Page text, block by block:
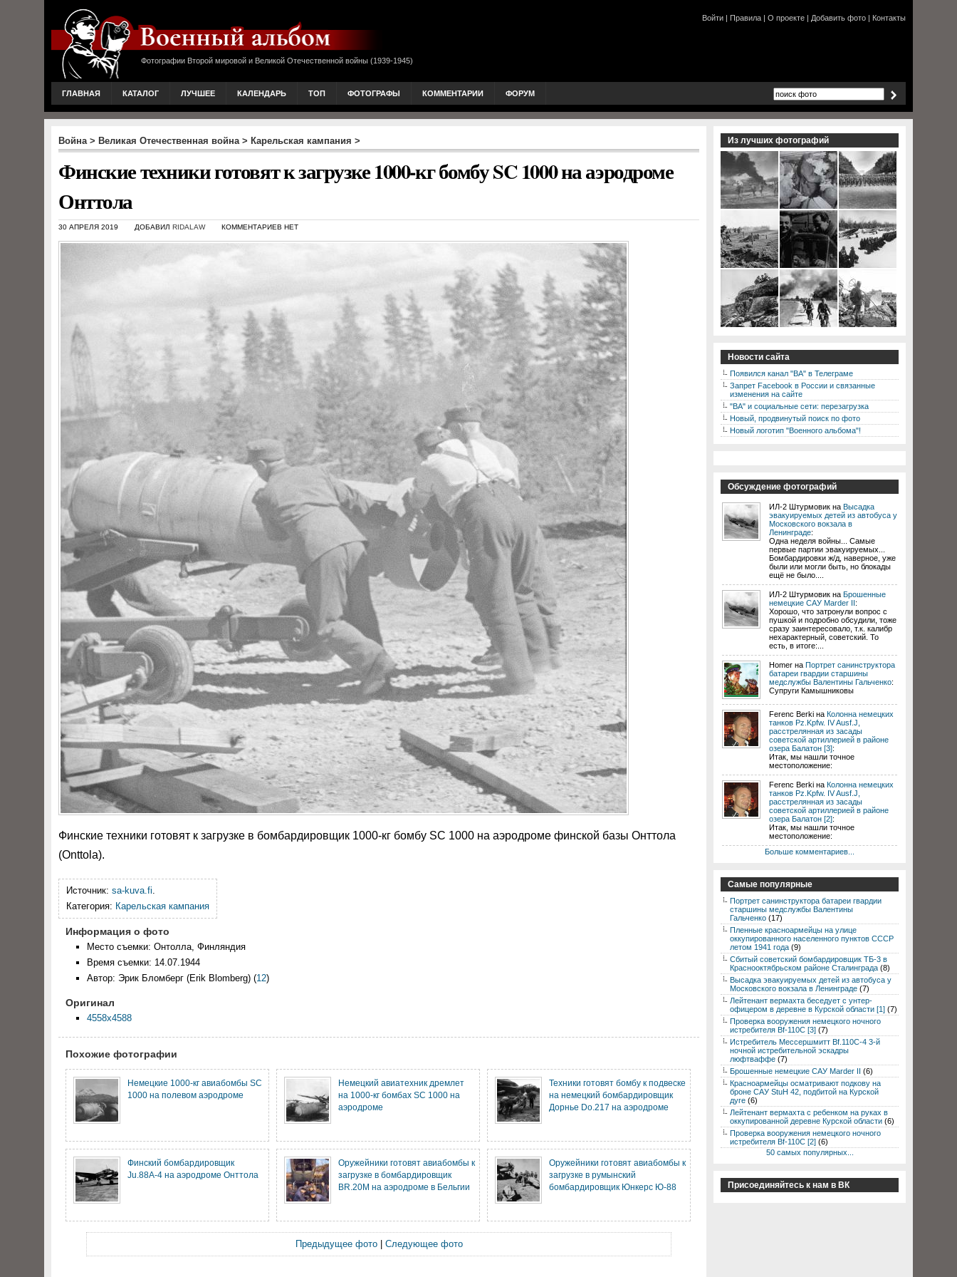
Фотографии Второй мировой и Великой Отечественной войны (1939-1945)
Войти | Правила | О проекте | Добавить фото | Контакты
ГЛАВНАЯ КАТАЛОГ ЛУЧШЕЕ КАЛЕНДАРЬ ТОП ФОТОГРАФЫ КОММЕНТАРИИ ФОРУМ
Война> Великая Отечественная война> Карельская кампания >
Финские техники готовят к загрузке 1000-кг бомбу SC 1000 на аэродроме
Онттола
30 АПРЕЛЯ 2019 ДОБАВИЛ RIDALAW КОММЕНТАРИЕВ НЕТ
Финские техники готовят к загрузке в бомбардировщик 1000-кг бомбу SC 1000 на аэродроме финской базы Онттола
(Onttola).
Источник: sa-kuva.fi.
Категория: Карельская кампания
Информация о фото
Место съемки: Онтолла, Финляндия
Время съемки: 14.07.1944
Автор: Эрик Бломберг (Erik Blomberg) (12)
Оригинал
4558x4588
Похожие фотографии
Немецкие 1000-кг авиабомбы SC
1000 на полевом аэродроме
Немецкий авиатехник дремлет
на 1000-кг бомбах SC 1000 на
аэродроме
Техники готовят бомбу к подвеске
на немецкий бомбардировщик
Дорнье Do.217 на аэродроме
Финский бомбардировщик
Ju.88A-4 на аэродроме Онттола
Оружейники готовят авиабомбы к
загрузке в бомбардировщик
BR.20M на аэродроме в Бельгии
Оружейники готовят авиабомбы к
загрузке в румынский
бомбардировщик Юнкерс Ю-88
Предыдущее фото| Следующее фото
Из лучших фотографий
Новости сайта
Появился канал "ВА" в Телеграме
Запрет Facebook в России и связанные
изменения на сайте
"ВА" и социальные сети: перезагрузка
Новый, продвинутый поиск по фото
Новый логотип "Военного альбома"!
Обсуждение фотографий
ИЛ-2 Штурмовик на Высадка
эвакуируемых детей из автобуса у
Московского вокзала в
Ленинграде:
Одна неделя войны... Самые
первые партии эвакуируемых...
Бомбардировки ж/д, наверное, уже
были или могли быть, но блокады
ещё не было....
ИЛ-2 Штурмовик на Брошенные
немецкие САУ Marder II:
Хорошо, что затронули вопрос с
пушкой и подробно обсудили, тоже
сразу заинтересовало, т.к. калибр
нехарактерный, советский. То
есть, в итоге:...
Homer на Портрет санинструктора
батареи гвардии старшины
медслужбы Валентины Гальченко:
Супруги Камышниковы
Ferenc Berki на Колонна немецких
танков Pz.Kpfw. IV Ausf.J,
расстрелянная из засады
советской артиллерией в районе
озера Балатон [3]:
Итак, мы нашли точное
местоположение:
Ferenc Berki на Колонна немецких
танков Pz.Kpfw. IV Ausf.J,
расстрелянная из засады
советской артиллерией в районе
озера Балатон [2]:
Итак, мы нашли точное
местоположение:
Больше комментариев...
Самые популярные
Портрет санинструктора батареи гвардии
старшины медслужбы Валентины
Гальченко (17)
Пленные красноармейцы на улице
оккупированного населенного пунктов СССР
летом 1941 года (9)
Сбитый советский бомбардировщик ТБ-3 в
Краснооктябрьском районе Сталинграда (8)
Высадка эвакуируемых детей из автобуса у
Московского вокзала в Ленинграде (7)
Лейтенант вермахта беседует с унтер-
офицером в деревне в Курской области [1] (7)
Проверка вооружения немецкого ночного
истребителя Bf-110C [3] (7)
Истребитель Мессершмитт Bf.110C-4 3-й
ночной истребительной эскадры
люфтваффе (7)
Брошенные немецкие САУ Marder II (6)
Красноармейцы осматривают подкову на
броне САУ StuH 42, подбитой на Курской
дуге (6)
Лейтенант вермахта с ребенком на руках в
оккупированной деревне Курской области (6)
Проверка вооружения немецкого ночного
истребителя Bf-110C [2] (6)
50 самых популярных...
Присоединяйтесь к нам в ВК